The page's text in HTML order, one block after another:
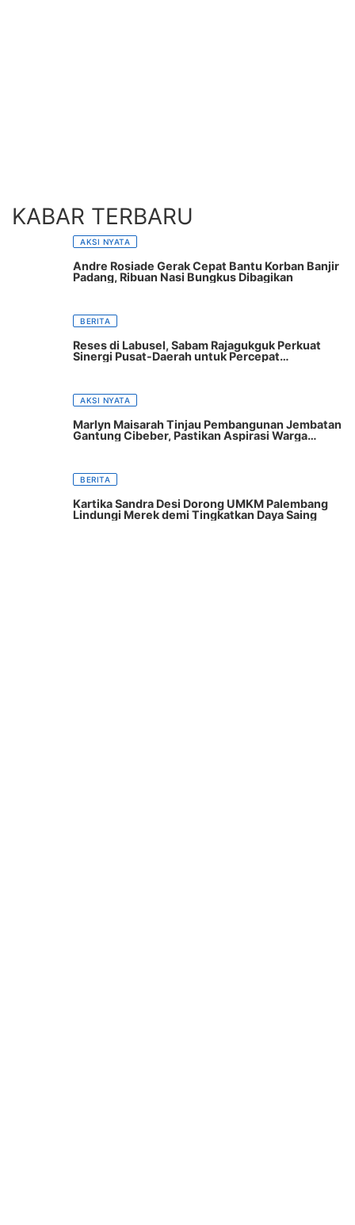
KABAR TERBARU
AKSI NYATA
Andre Rosiade Gerak Cepat Bantu Korban Banjir
Padang, Ribuan Nasi Bungkus Dibagikan
BERITA
Reses di Labusel, Sabam Rajagukguk Perkuat
Sinergi Pusat-Daerah untuk Percepat
AKSI NYATA
Marlyn Maisarah Tinjau Pembangunan Jembatan
Gantung Cibeber, Pastikan Aspirasi Warga
BERITA
Kartika Sandra Desi Dorong UMKM Palembang
Lindungi Merek demi Tingkatkan Daya Saing